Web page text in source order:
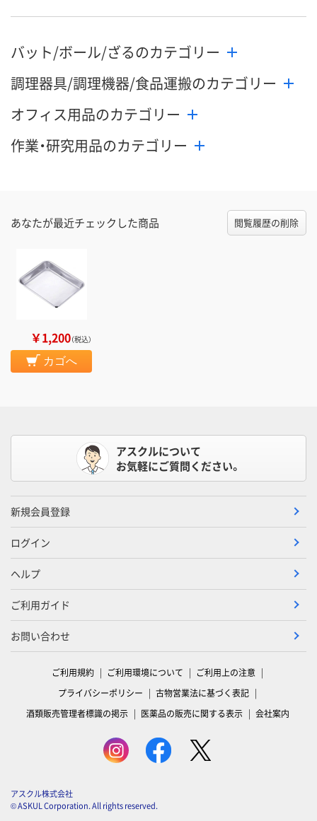
バット/ボール/ざるのカテゴリー
調理器具/調理機器/食品運搬のカテゴリー
オフィス用品のカテゴリー
作業・研究用品のカテゴリー
あなたが最近チェックした商品 閲覧履歴の削除
￥1,200（税込）
カゴへ
アスクルについて
お気軽にご質問ください。
新規会員登録
ログイン
ヘルプ
ご利用ガイド
お問い合わせ
ご利用規約 ご利用環境について
ご利用上の注意
プライバシーポリシー
古物営業法に基づく表記
酒類販売管理者標識の掲示
医薬品の販売に関する表示 会社案内
アスクル株式会社
© ASKUL Corporation. All rights reserved.